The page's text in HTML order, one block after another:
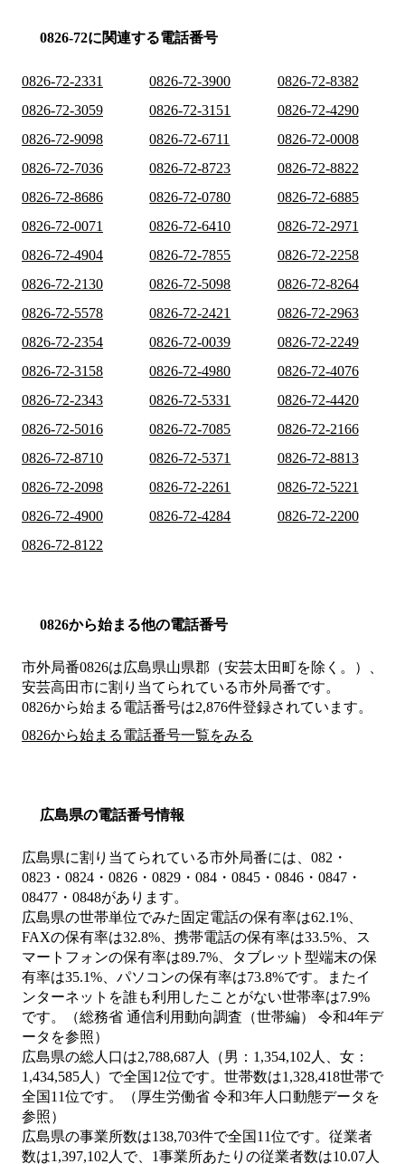
0826-72に関連する電話番号
0826-72-2331 0826-72-3900
0826-72-8382
0826-72-3059
0826-72-3151
0826-72-4290
0826-72-9098
0826-72-6711
0826-72-0008
0826-72-7036
0826-72-8723
0826-72-8822
0826-72-8686
0826-72-0780
0826-72-6885
0826-72-0071
0826-72-6410
0826-72-2971
0826-72-4904
0826-72-7855
0826-72-2258
0826-72-2130
0826-72-5098
0826-72-8264
0826-72-5578
0826-72-2421
0826-72-2963
0826-72-2354
0826-72-0039
0826-72-2249
0826-72-3158
0826-72-4980
0826-72-4076
0826-72-2343
0826-72-5331
0826-72-4420
0826-72-5016
0826-72-7085
0826-72-2166
0826-72-8710
0826-72-5371
0826-72-8813
0826-72-2098
0826-72-2261
0826-72-5221
0826-72-4900
0826-72-4284
0826-72-2200
0826-72-8122
0826から始まる他の電話番号
市外局番0826は広島県山県郡（安芸太田町を除く。）、
安芸高田市に割り当てられている市外局番です。
0826から始まる電話番号は2,876件登録されています。
0826から始まる電話番号一覧をみる
広島県の電話番号情報
広島県に割り当てられている市外局番には、082・
0823・0824・0826・0829・084・0845・0846・0847・
08477・0848があります。
広島県の世帯単位でみた固定電話の保有率は62.1%、
FAXの保有率は32.8%、携帯電話の保有率は33.5%、ス
マートフォンの保有率は89.7%、タブレット型端末の保
有率は35.1%、パソコンの保有率は73.8%です。またイ
ンターネットを誰も利用したことがない世帯率は7.9%
です。（総務省 通信利用動向調査（世帯編） 令和4年デ
ータを参照）
広島県の総人口は2,788,687人（男：1,354,102人、女：
1,434,585人）で全国12位です。世帯数は1,328,418世帯で
全国11位です。（厚生労働省 令和3年人口動態データを
参照）
広島県の事業所数は138,703件で全国11位です。従業者
数は1,397,102人で、1事業所あたりの従業者数は10.07人